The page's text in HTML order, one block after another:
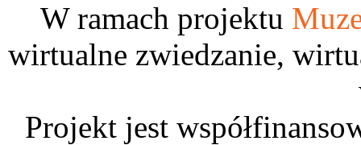
W ramach projektu
wirtualne zwiedzanie,
Projekt jest